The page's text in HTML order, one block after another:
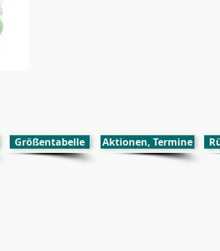
Größentabelle Aktionen, Termine